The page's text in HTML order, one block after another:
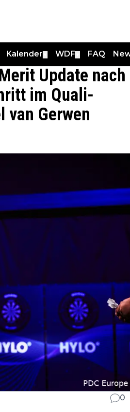
Kalender WDF FAQ
Update nach
im Quali-
van Gerwen
0